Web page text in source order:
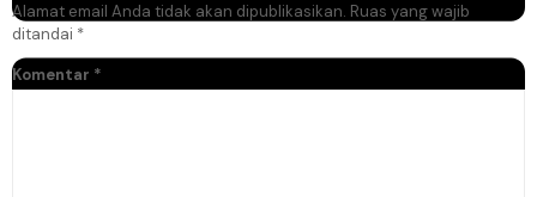
Alamat email Anda tidak akan dipublikasikan. Ruas yang wajib
ditandai *
Komentar *